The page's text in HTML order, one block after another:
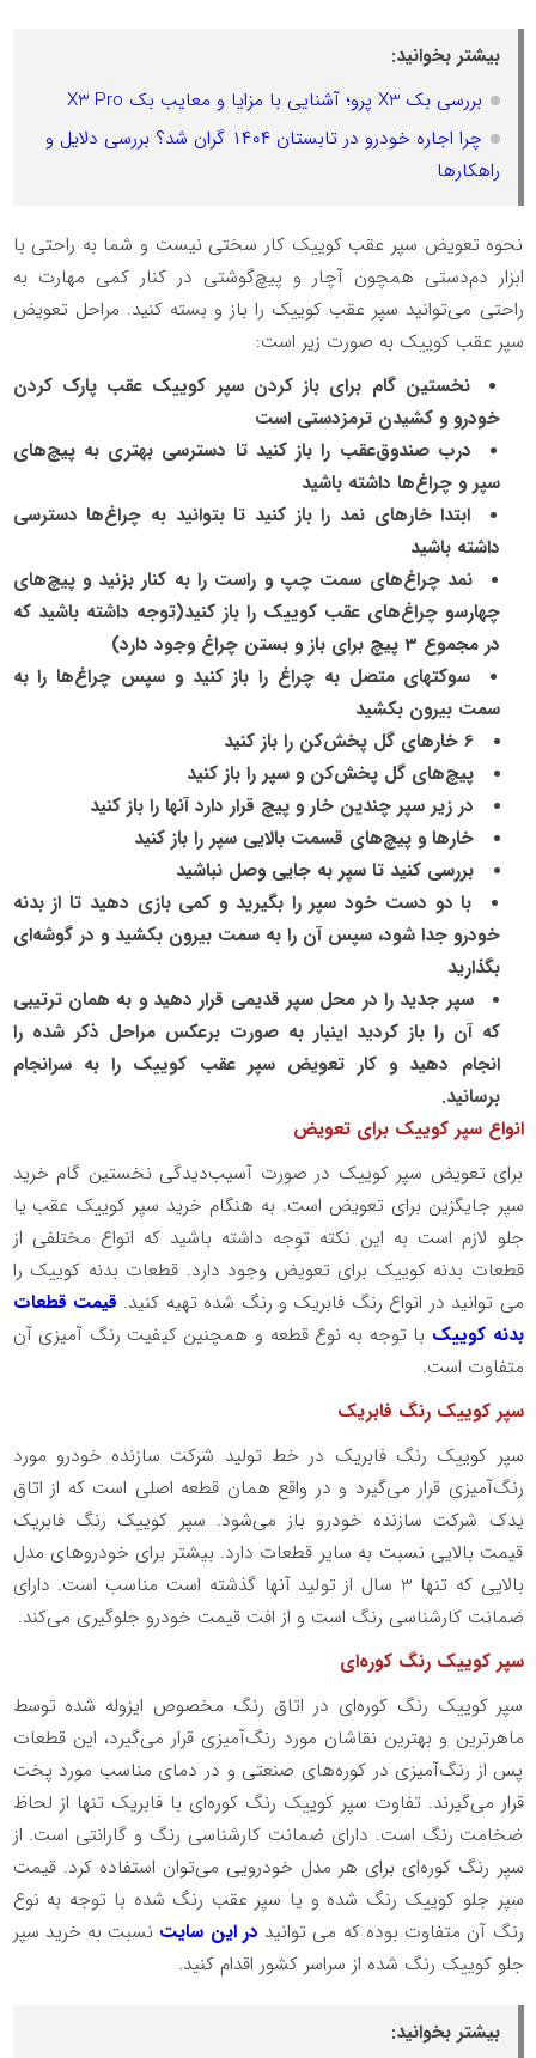
بیشتر بخوانید:
بررسی بک X3 پرو؛ آشنایی با مزایا و معایب بک X3 Pro
چرا اجاره خودرو در تابستان ۱۴۰۴ گران شد؟ بررسی دلایل و
راهکارها
نحوه تعویض سپر عقب کوییک کار سختی نیست و شما به راحتی با
ابزار دم‌دستی همچون آچار و پیچ‌گوشتی در کنار کمی مهارت به
راحتی می‌توانید سپر عقب کوییک را باز و بسته کنید. مراحل تعویض
سپر عقب کوییک به صورت زیر است:
نخستین گام برای باز کردن سپر کوییک عقب پارک کردن
خودرو و کشیدن ترمزدستی است
درب صندوق‌عقب را باز کنید تا دسترسی بهتری به پیچ‌های
سپر و چراغ‌ها داشته باشید
ابتدا خارهای نمد را باز کنید تا بتوانید به چراغ‌ها دسترسی
داشته باشید
نمد چراغ‌های سمت چپ و راست را به کنار بزنید و پیچ‌های
چهارسو چراغ‌های عقب کوییک را باز کنید(توجه داشته باشید که
در مجموع 3 پیچ برای باز و بستن چراغ وجود دارد)
سوکتهای متصل به چراغ را باز کنید و سپس چراغ‌ها را به
سمت بیرون بکشید
6خارهای گل پخش‌کن را باز کنید
پیچ‌های گل پخش‌کن و سپر را باز کنید
در زیر سپر چندین خار و پیچ قرار دارد آنها را باز کنید
خارها و پیچ‌های قسمت بالایی سپر را باز کنید
بررسی کنید تا سپر به جایی وصل نباشید
با دو دست خود سپر را بگیرید و کمی بازی دهید تا از بدنه
خودرو جدا شود، سپس آن را به سمت بیرون بکشید و در گوشه‌ای
بگذارید
سپر جدید را در محل سپر قدیمی قرار دهید و به همان ترتیبی
که آن را باز کردید اینبار به صورت برعکس مراحل ذکر شده را
انجام دهید و کار تعویض سپر عقب کوییک را به سرانجام
برسانید.
انواع سپر کوییک برای تعویض
برای تعویض سپر کوییک در صورت آسیب‌دیدگی نخستین گام خرید
سپر جایگزین برای تعویض است. به هنگام خرید سپر کوییک عقب یا
جلو لازم است به این نکته توجه داشته باشید که انواع مختلفی از
قطعات بدنه کوییک برای تعویض وجود دارد. قطعات بدنه کوییک را
می توانید در انواع رنگ فابریک و رنگ شده تهیه کنید. قیمت قطعات
بدنه کوییک با توجه به نوع قطعه و همچنین کیفیت رنگ آمیزی آن
متفاوت است.
سپر کوییک رنگ فابریک
سپر کوییک رنگ فابریک در خط تولید شرکت سازنده خودرو مورد
رنگ‌آمیزی قرار می‌گیرد و در واقع همان قطعه اصلی است که از اتاق
یدک شرکت سازنده خودرو باز می‌شود. سپر کوییک رنگ فابریک
قیمت بالایی نسبت به سایر قطعات دارد. بیشتر برای خودروهای مدل
بالایی که تنها 3 سال از تولید آنها گذشته است مناسب است. دارای
ضمانت کارشناسی رنگ است و از افت قیمت خودرو جلوگیری می‌کند.
سپر کوییک رنگ کوره‌ای
سپر کوییک رنگ کوره‌ای در اتاق رنگ مخصوص ایزوله شده توسط
ماهرترین و بهترین نقاشان مورد رنگ‌آمیزی قرار می‌گیرد، این قطعات
پس از رنگ‌آمیزی در کوره‌های صنعتی و در دمای مناسب مورد پخت
قرار می‌گیرند. تفاوت سپر کوییک رنگ کوره‌ای با فابریک تنها از لحاظ
ضخامت رنگ است. دارای ضمانت کارشناسی رنگ و گارانتی است. از
سپر رنگ کوره‌ای برای هر مدل خودرویی می‌توان استفاده کرد. قیمت
سپر جلو کوییک رنگ شده و یا سپر عقب رنگ شده با توجه به نوع
رنگ آن متفاوت بوده که می توانید در این سایت نسبت به خرید سپر
جلو کوییک رنگ شده از سراسر کشور اقدام کنید.
بیشتر بخوانید: